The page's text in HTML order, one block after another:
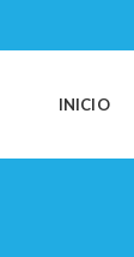
INICIO